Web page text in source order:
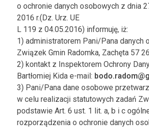
o ochronie danych osobowych z dnia
2016 r.(Dz. Urz. UE
L 119 z 04.05.2016) informuję, iż:
1) administratorem Pani/Pana danych
Związek Gmin Radomka, Zachęta 57
2) kontakt z Inspektorem Ochrony
Bartłomiej Kida e-mail:
3) Pani/Pana dane osobowe
w celu realizacji statutowych zadań
podstawie Art. 6 ust. 1 lit. a, b i c
rozporządzenia o ochronie danych